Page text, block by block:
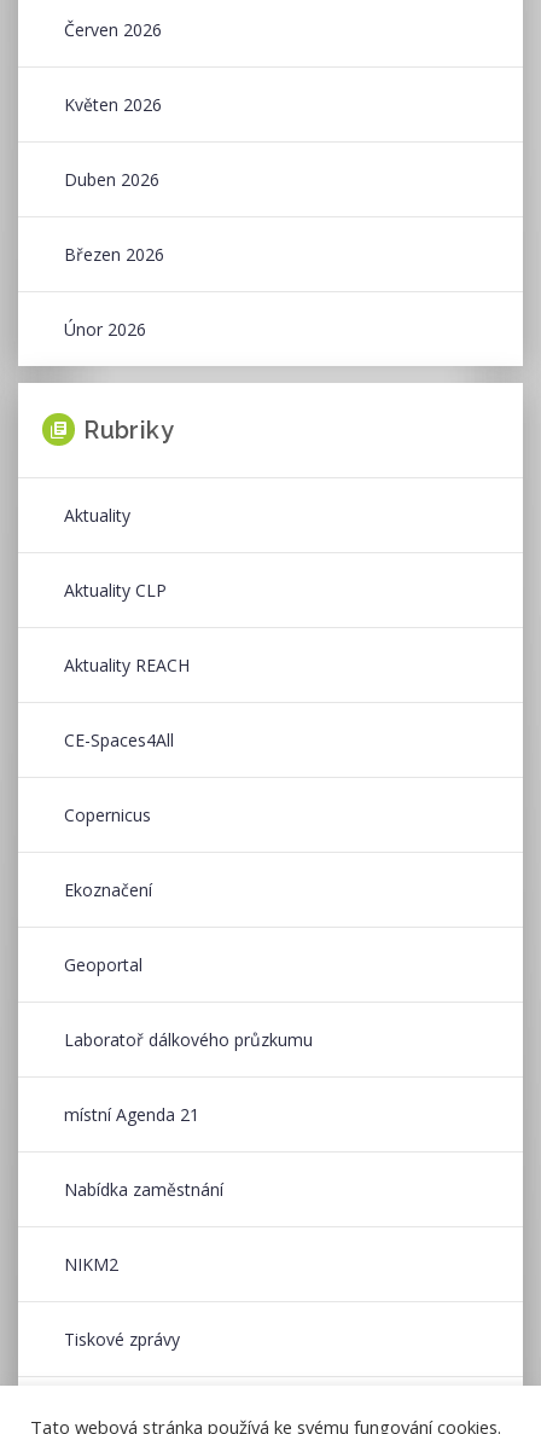
Červen 2026
Květen 2026
Duben 2026
Březen 2026
Únor 2026
Rubriky
Aktuality
Aktuality CLP
Aktuality REACH
CE-Spaces4All
Copernicus
Ekoznačení
Geoportal
Laboratoř dálkového průzkumu
místní Agenda 21
Nabídka zaměstnání
NIKM2
Tiskové zprávy
Tato webová stránka používá ke svému fungování cookies.